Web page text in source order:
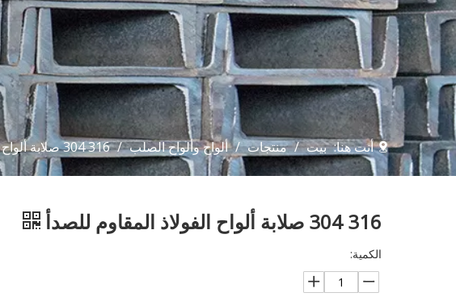
أنت هنا: بيت / منتجات / ألواح وألواح الصلب / 316 304 صلابة ألواح الفولاذ المقاوم للصدأ
316 304 صلابة ألواح الفولاذ المقاوم للصدأ
الكمية: